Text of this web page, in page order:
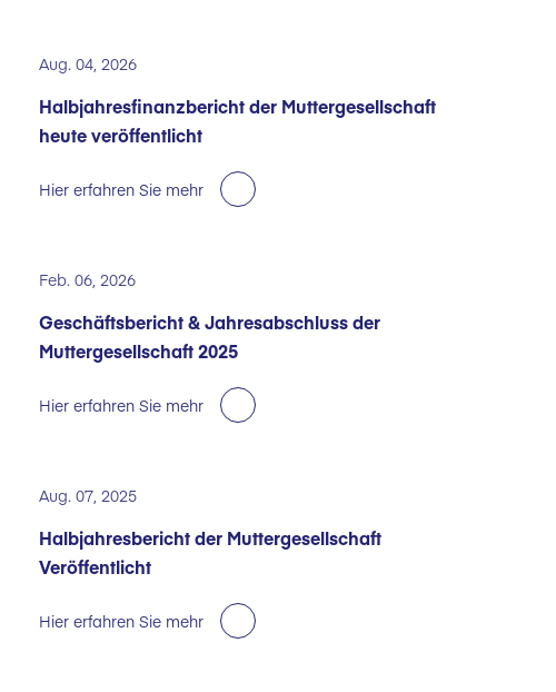
Aug. 04, 2026
Halbjahresfinanzbericht der Muttergesellschaft
heute veröffentlicht
Hier erfahren Sie mehr
Feb. 06, 2026
Geschäftsbericht & Jahresabschluss der
Muttergesellschaft 2025
Hier erfahren Sie mehr
Aug. 07, 2025
Halbjahresbericht der Muttergesellschaft
Veröffentlicht
Hier erfahren Sie mehr